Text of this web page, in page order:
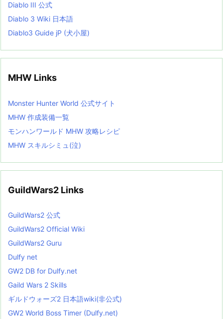
Diablo III 公式
Diablo 3 Wiki 日本語
Diablo3 Guide jP (犬小屋)
MHW Links
Monster Hunter World 公式サイト
MHW 作成装備一覧
モンハンワールド MHW 攻略レシピ
MHW スキルシミュ(泣)
GuildWars2 Links
GuildWars2 公式
GuildWars2 Official Wiki
GuildWars2 Guru
Dulfy net
GW2 DB for Dulfy.net
Gaild Wars 2 Skills
ギルドウォーズ2 日本語wiki(非公式)
GW2 World Boss Timer (Dulfy.net)